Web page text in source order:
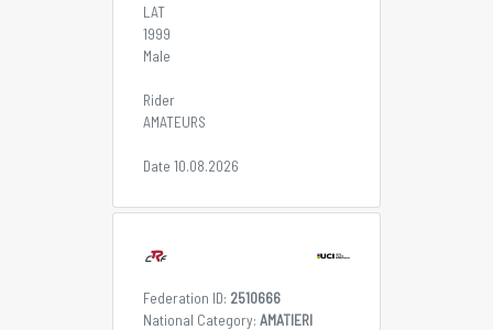
LAT
1999
Male
Rider
AMATEURS
Date 10.08.2026
Federation ID: 2510666
National Category:AMATIERI